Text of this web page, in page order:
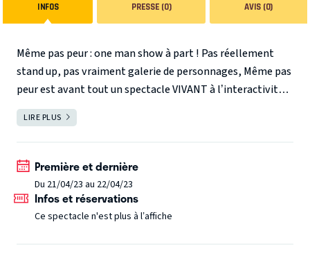
INFOS PRESSE (0) AVIS (0)
Même pas peur : one man show à part ! Pas réellement
stand up, pas vraiment galerie de personnages, Même pas
peur est avant tout un spectacle VIVANT à l’interactivité
débridée, culottée & surtout assumée à 200% ! Guillaume
PIERRE fait preuve d’une belle capacité d’adaptation, d’un
Il faut le voir pour le croire...capable de tout ! Dans «Même
pas peur», Guillaume parle de son excès de vitesse en
kangoo jaune, des cours de danse et de violon de sa fille, du
robot de cuisine allemand offert à sa copine, il imagine
LIRE PLUS
Première et dernière
Du 21/04/23 au 22/04/23
Infos et réservations
Ce spectacle n'est plus à l’affiche